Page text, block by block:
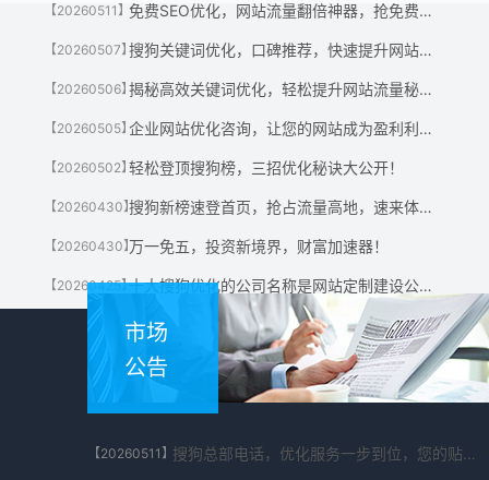
【20260511】 免费SEO优化，网站流量翻倍神器，抢免费名额！
【20260507】 搜狗关键词优化，口碑推荐，快速提升网站流量神器！
【20260506】 揭秘高效关键词优化，轻松提升网站流量秘诀！
【20260505】 企业网站优化咨询，让您的网站成为盈利利器！
【20260502】轻松登顶搜狗榜，三招优化秘诀大公开！
【20260430】 搜狗新榜速登首页，抢占流量高地，速来体验！
【20260430】万一免五，投资新境界，财富加速器！
【20260425】 十大搜狗优化的公司名称是网站定制建设公司有哪些?
市场
公告
【20260511】 搜狗总部电话，优化服务一步到位，您的贴心助手！